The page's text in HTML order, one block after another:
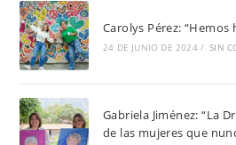
Carolys Pérez:
24 DE JUNIO DE 2024 / SIN
Gabriela Jiménez: “La
de las mujeres que